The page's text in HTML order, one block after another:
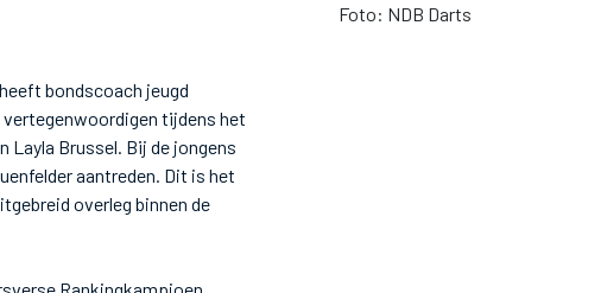
Foto: NDB Darts
bondscoach jeugd
vertegenwoordigen tijdens het
Layla Brussel. Bij de jongens
aantreden. Dit is het
overleg binnen de